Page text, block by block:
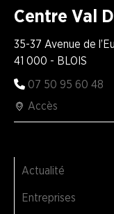
Centre Val
35-37 Avenue de
41 000 - BLOIS
07 50 95 60 48
Accès
Actualité
Entreprises